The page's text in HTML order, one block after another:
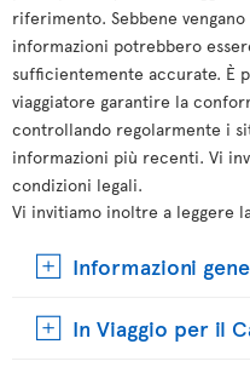
riferimento. Sebbene
informazioni potrebbero
sufficientemente accurate. È
viaggiatore garantire la
controllando regolarmente i
informazioni più recenti. Vi
condizioni legali.
Vi invitiamo inoltre a leggere
Informazioni
In Viaggio per il